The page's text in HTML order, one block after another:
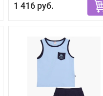
1 416 руб.